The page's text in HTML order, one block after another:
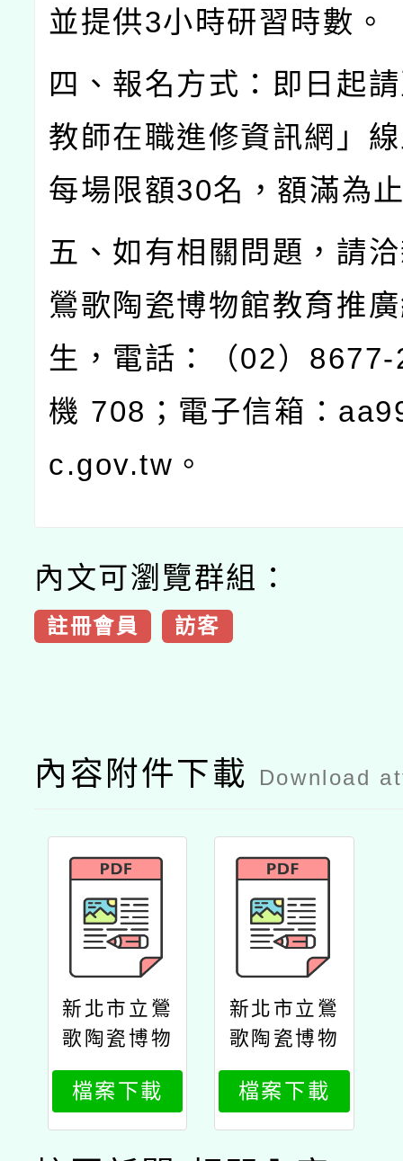
並提供3小時研習時數。
四、報名方式：即日起
教師在職進修資訊網」
每場限額30名，額滿為
五、如有相關問題，請
鶯歌陶瓷博物館教育推
生，電話：（02）
機 708 ；電子信箱：
c.gov.tw 。
內文可瀏覽群組：
註冊會員 訪客
內容附件下載 Download
新北市立鶯
歌陶瓷博物
館辦理114
年度「春季
教師研習」
檔案下載
新北市立鶯
歌陶瓷博物
館辦理114
年度「春季
教師研習」
檔案下載